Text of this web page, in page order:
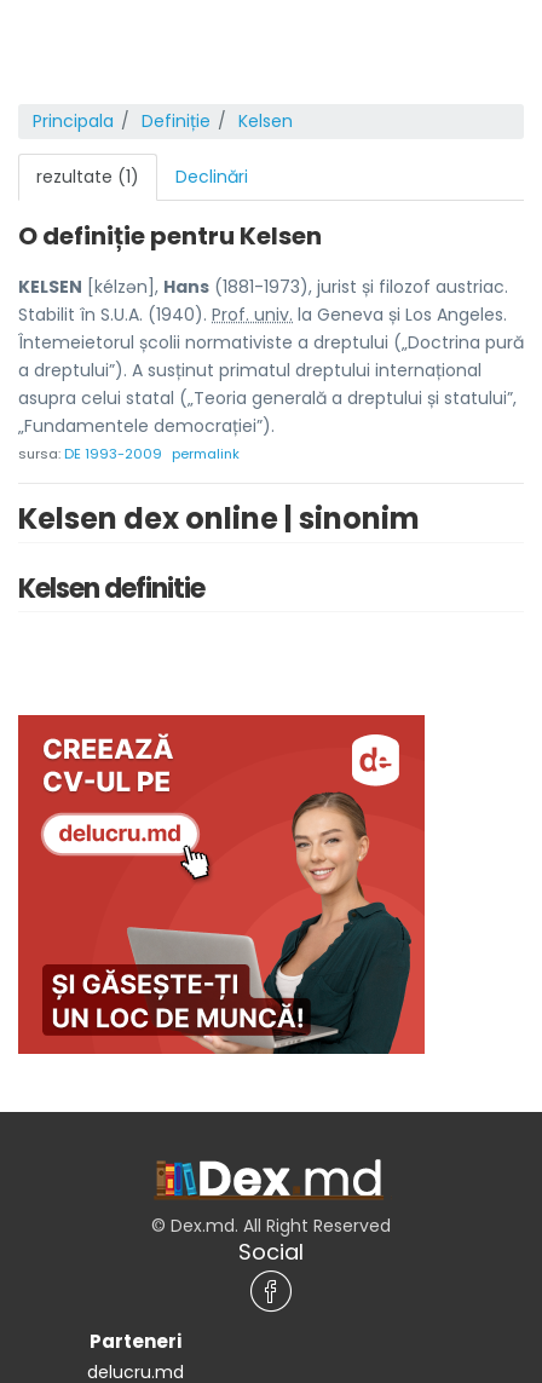
Principala Definiție Kelsen
rezultate (1) Declinări
O definiție pentru Kelsen
KELSEN [kélzən], Hans (1881-1973), jurist și filozof austriac.
Stabilit în S.U.A. (1940). Prof. univ. la Geneva și Los Angeles.
Întemeietorul școlii normativiste a dreptului („Doctrina pură
a dreptului”). A susținut primatul dreptului internațional
asupra celui statal („Teoria generală a dreptului și statului”,
„Fundamentele democrației”).
sursa:DE 1993-2009 permalink
Kelsen dex online | sinonim
Kelsen definitie
© Dex.md. All Right Reserved
Social
Parteneri
delucru.md